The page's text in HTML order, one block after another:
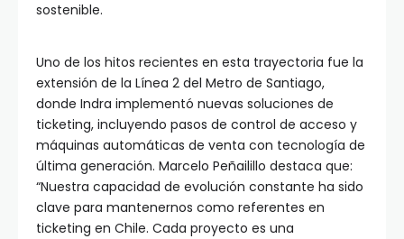
sostenible.
Uno de los hitos recientes en esta trayectoria fue la
extensión de la Línea 2 del Metro de Santiago,
donde Indra implementó nuevas soluciones de
ticketing, incluyendo pasos de control de acceso y
máquinas automáticas de venta con tecnología de
última generación. Marcelo Peñailillo destaca que:
“Nuestra capacidad de evolución constante ha sido
clave para mantenernos como referentes en
ticketing en Chile. Cada proyecto es una